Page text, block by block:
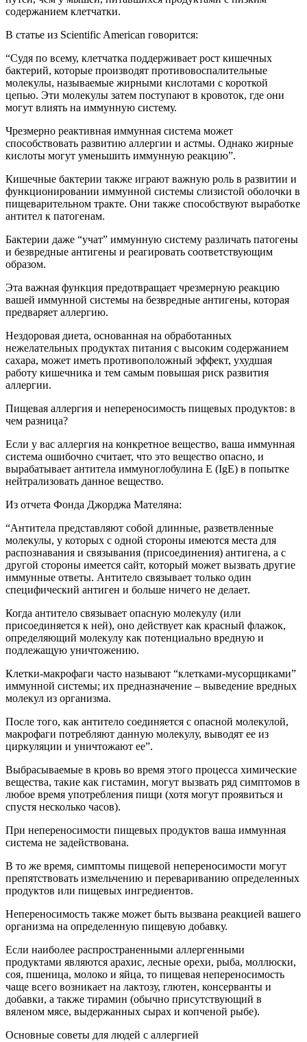
содержанием клетчатки.
В статье из Scientific American говорится:
“Судя по всему, клетчатка поддерживает рост кишечных
бактерий, которые производят противовоспалительные
молекулы, называемые жирными кислотами с короткой
цепью. Эти молекулы затем поступают в кровоток, где они
могут влиять на иммунную систему.
Чрезмерно реактивная иммунная система может
способствовать развитию аллергии и астмы. Однако жирные
кислоты могут уменьшить иммунную реакцию”.
Кишечные бактерии также играют важную роль в развитии и
функционировании иммунной системы слизистой оболочки в
пищеварительном тракте. Они также способствуют выработке
антител к патогенам.
Бактерии даже “учат” иммунную систему различать патогены
и безвредные антигены и реагировать соответствующим
образом.
Эта важная функция предотвращает чрезмерную реакцию
вашей иммунной системы на безвредные антигены, которая
предваряет аллергию.
Нездоровая диета, основанная на обработанных
нежелательных продуктах питания с высоким содержанием
сахара, может иметь противоположный эффект, ухудшая
работу кишечника и тем самым повышая риск развития
аллергии.
Пищевая аллергия и непереносимость пищевых продуктов: в
чем разница?
Если у вас аллергия на конкретное вещество, ваша иммунная
система ошибочно считает, что это вещество опасно, и
вырабатывает антитела иммуноглобулина Е (IgE) в попытке
нейтрализовать данное вещество.
Из отчета Фонда Джорджа Мателяна:
“Антитела представляют собой длинные, разветвленные
молекулы, у которых с одной стороны имеются места для
распознавания и связывания (присоединения) антигена, а с
другой стороны имеется сайт, который может вызвать другие
иммунные ответы. Антитело связывает только один
специфический антиген и больше ничего не делает.
Когда антитело связывает опасную молекулу (или
присоединяется к ней), оно действует как красный флажок,
определяющий молекулу как потенциально вредную и
подлежащую уничтожению.
Клетки-макрофаги часто называют “клетками-мусорщиками”
иммунной системы; их предназначение – выведение вредных
молекул из организма.
После того, как антитело соединяется с опасной молекулой,
макрофаги потребляют данную молекулу, выводят ее из
циркуляции и уничтожают ее”.
Выбрасываемые в кровь во время этого процесса химические
вещества, такие как гистамин, могут вызвать ряд симптомов в
любое время употребления пищи (хотя могут проявиться и
спустя несколько часов).
При непереносимости пищевых продуктов ваша иммунная
система не задействована.
В то же время, симптомы пищевой непереносимости могут
препятствовать измельчению и перевариванию определенных
продуктов или пищевых ингредиентов.
Непереносимость также может быть вызвана реакцией вашего
организма на определенную пищевую добавку.
Если наиболее распространенными аллергенными
продуктами являются арахис, лесные орехи, рыба, моллюски,
соя, пшеница, молоко и яйца, то пищевая непереносимость
чаще всего возникает на лактозу, глютен, консерванты и
добавки, а также тирамин (обычно присутствующий в
вяленом мясе, выдержанных сырах и копченой рыбе).
Основные советы для людей с аллергией